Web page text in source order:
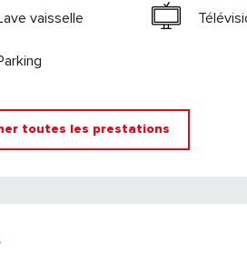
vaisselle
toutes les prestations
DE